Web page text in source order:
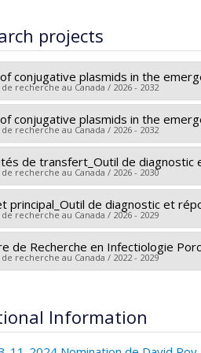
projects
conjugative plasmids in the
recherche au Canada / 2026 - 2032
researcher : David Roy
sources:CRSNG/Conseil de
programs:PVXXXXXX-(DGECR)
conjugative plasmids in the
recherche au Canada / 2026 - 2032
: David Roy
sources:CRSNG/Conseil de
programs:PVX20965-(RGP)
de transfert_Outil de diagnostic
recherche au Canada / 2026 - 2030
researcher : François Meurens
:Marie-Odile Benoit-
sources:MAPAQ/Ministère de
principal_Outil de diagnostic et
recherche au Canada / 2026 - 2029
: François Meurens
:Marie-Odile Benoit-
programs:PVXXXXXX-Innovation
et adaptation technologique
de Recherche en Infectiologie
recherche au Canada / 2022 - 2029
:
Martine Boulianne
,Carl A. Gagnon,Francis
Odile Benoit-Biancamano,Levon
Information